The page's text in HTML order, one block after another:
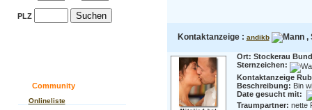
PLZ
Community
Onlineliste
Kontaktanzeige : andikb ,
Ort: Stockerau
Sternzeichen:
Kontaktanzeige
Beschreibung: Bin
Date gesucht mit:
Traumpartner: nette